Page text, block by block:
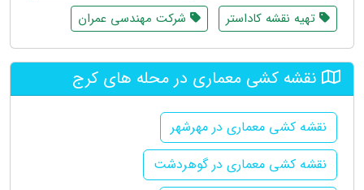
تهیه نقشه کاداستر
شرکت مهندسی عمران
نقشه کشی معماری در محله های کرج
نقشه کشی معماری در مهرشهر
نقشه کشی معماری در گوهردشت